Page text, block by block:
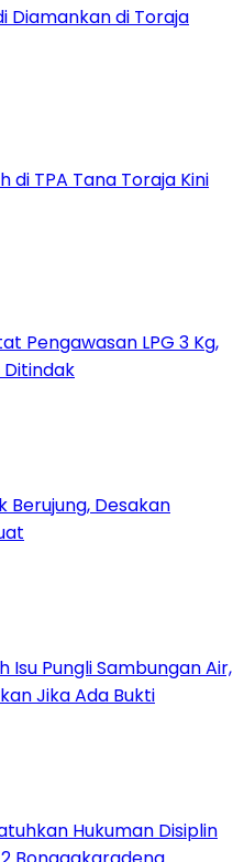
Diamankan di Toraja
di TPA Tana Toraja Kini
Pengawasan LPG 3 Kg,
Berujung, Desakan
Isu Pungli Sambungan Air,
Jika Ada Bukti
Hukuman Disiplin